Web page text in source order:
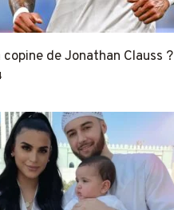
copine de Jonathan Clauss ?